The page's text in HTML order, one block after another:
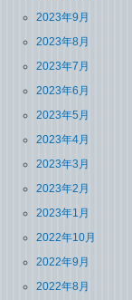
2023年9月
2023年8月
2023年7月
2023年6月
2023年5月
2023年4月
2023年3月
2023年2月
2023年1月
2022年10月
2022年9月
2022年8月